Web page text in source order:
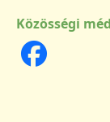
Közösségi